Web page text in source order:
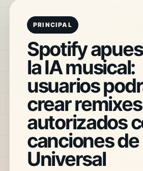
PRINCIPAL
Spotify
la IA musical:
usuarios
crear remixes
autorizados
canciones de
Universal